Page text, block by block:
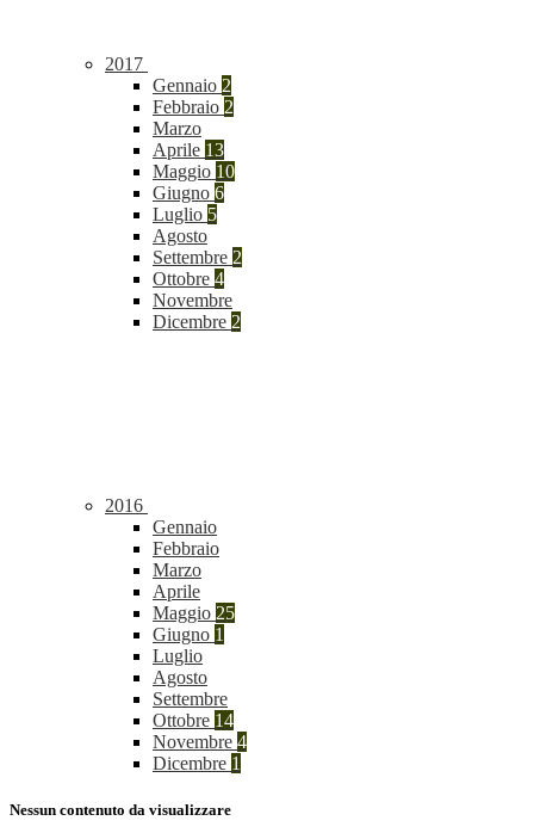
2017
Gennaio 2
Febbraio 2
Marzo
Aprile 13
Maggio 10
Giugno 6
Luglio 5
Agosto
Settembre 2
Ottobre 4
Novembre
Dicembre 2
2016
Gennaio
Febbraio
Marzo
Aprile
Maggio 25
Giugno 1
Luglio
Agosto
Settembre
Ottobre 14
Novembre 4
Dicembre 1
Nessun contenuto da visualizzare